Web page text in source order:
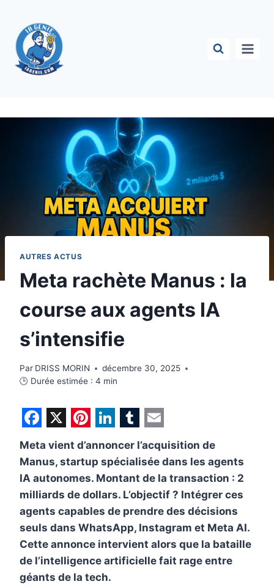
contenu
AUTRES ACTUS
Meta rachète Manus : la
course aux agents IA
s’intensifie
Par DRISS MORIN
décembre 30, 2025
🕒 Durée estimée : 4 min
F
a
c
e
b
o
o
k
X P
i
n
t
e
r
e
s
L
i
n
k
e
d
I
n
T
u
m
b
l
r
E
m
a
i
l
Meta vient d’annoncer l’acquisition de
Manus, startup spécialisée dans les agents
IA autonomes. Montant de la transaction : 2
milliards de dollars. L’objectif ? Intégrer ces
agents capables de prendre des décisions
seuls dans WhatsApp, Instagram et Meta AI.
Cette annonce intervient alors que la bataille
de l’intelligence artificielle fait rage entre
géants de la tech.